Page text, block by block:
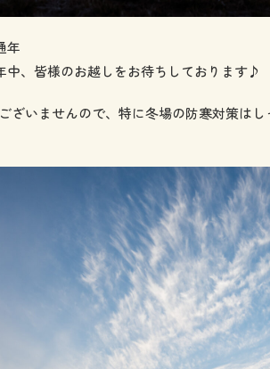
年
中、皆様のお越しをお待ちしております♪
ざいませんので、特に冬場の防寒対策は